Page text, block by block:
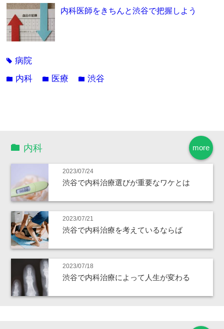
内科医師をきちんと渋谷で把握しよう
tag病院
folder 内科 folder 医療 folder渋谷
more
内科
2023/07/24
渋谷で内科治療選びが重要なワケとは
2023/07/21
渋谷で内科治療を考えているならば
2023/07/18
渋谷で内科治療によって人生が変わる